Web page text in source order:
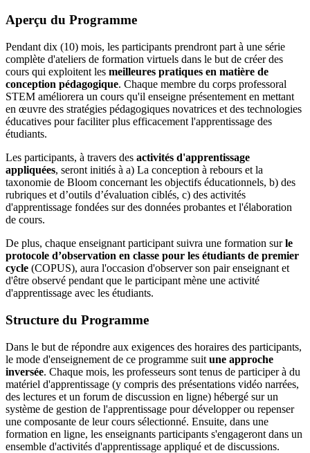
Aperçu du Programme
Pendant dix (10) mois, les participants prendront part à une série
complète d'ateliers de formation virtuels dans le but de créer des
cours qui exploitent les meilleures pratiques en matière de
conception pédagogique. Chaque membre du corps professoral
STEM améliorera un cours qu'il enseigne présentement en mettant
en œuvre des stratégies pédagogiques novatrices et des technologies
éducatives pour faciliter plus efficacement l'apprentissage des
étudiants.
Les participants, à travers des activités d'apprentissage
appliquées, seront initiés à a) La conception à rebours et la
taxonomie de Bloom concernant les objectifs éducationnels, b) des
rubriques et d’outils d’évaluation ciblés, c) des activités
d'apprentissage fondées sur des données probantes et l'élaboration
de cours.
De plus, chaque enseignant participant suivra une formation surle
protocole d’observation en classe pour les étudiants de premier
cycle (COPUS), aura l'occasion d'observer son pair enseignant et
d'être observé pendant que le participant mène une activité
d'apprentissage avec les étudiants.
Structure du Programme
Dans le but de répondre aux exigences des horaires des participants,
le mode d'enseignement de ce programme suit une approche
inversée. Chaque mois, les professeurs sont tenus de participer à du
matériel d'apprentissage (y compris des présentations vidéo narrées,
des lectures et un forum de discussion en ligne) hébergé sur un
système de gestion de l'apprentissage pour développer ou repenser
une composante de leur cours sélectionné. Ensuite, dans une
formation en ligne, les enseignants participants s'engageront dans un
ensemble d'activités d'apprentissage appliqué et de discussions.